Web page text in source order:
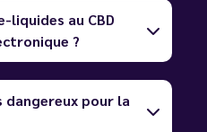
liquides au CBD
?
pour la